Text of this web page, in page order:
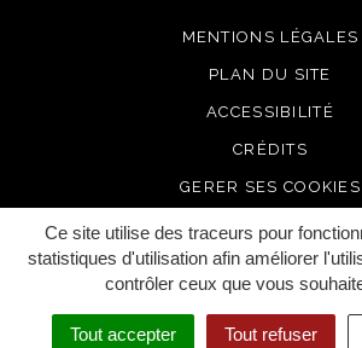
Ce site utilise des traceurs pour
statistiques d'utilisation afin améliorer
contrôler ceux que vous
Tout accepter Tout refuser
MENTIONS LÉGALES
PLAN DU SITE
ACCESSIBILITÉ
CRÉDITS
GERER SES COOKIES